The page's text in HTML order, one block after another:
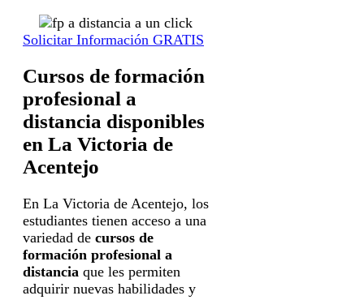
Solicitar Información GRATIS
Cursos de formación
profesional a
distancia disponibles
en La Victoria de
Acentejo
En La Victoria de Acentejo, los
estudiantes tienen acceso a una
variedad de cursos de
formación profesional a
distancia que les permiten
adquirir nuevas habilidades y